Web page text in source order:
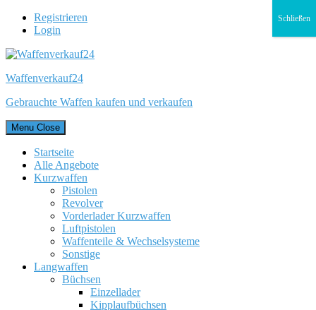
Registrieren
Login
Waffenverkauf24
Gebrauchte Waffen kaufen und verkaufen
Menu Close
Startseite
Alle Angebote
Kurzwaffen
Pistolen
Revolver
Vorderlader Kurzwaffen
Luftpistolen
Waffenteile & Wechselsysteme
Sonstige
Langwaffen
Büchsen
Einzellader
Kipplaufbüchsen
Schließen